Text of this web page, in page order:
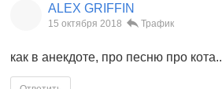
ALEX GRIFFIN
15 октября 2018 Трафик
как в анекдоте, про песню про